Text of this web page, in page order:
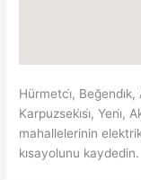
Hürmetci̇, Beğendi̇k,
Karpuzseki̇si̇, Yeni̇,
mahallelerinin
kısayolunu kaydedin.